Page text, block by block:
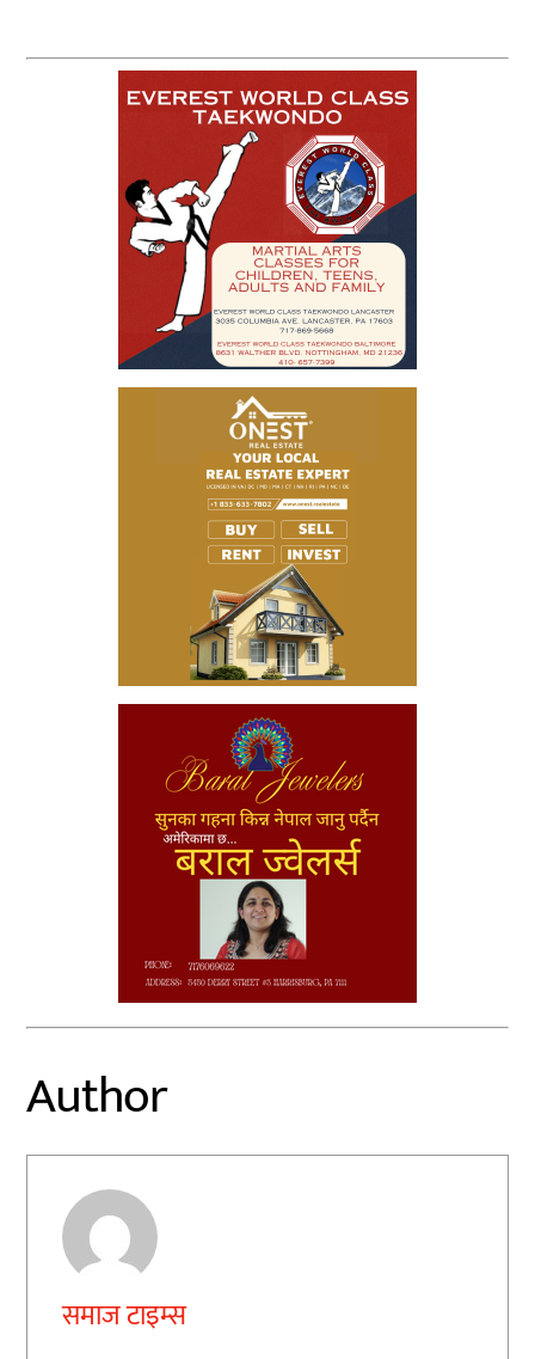
Author
समाज टाइम्स